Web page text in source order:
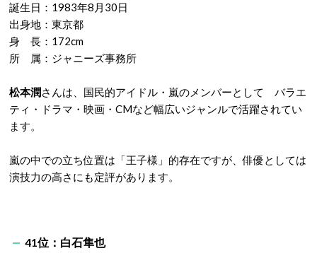
誕生日：1983年8月30日
出身地：東京都
身 長：172cm
所 属：ジャニーズ事務所
松本潤さんは、国民的アイドル・嵐のメンバーとして バラエ
ティ・ドラマ・映画・CMなど幅広いジャンルで活躍されてい
ます。
嵐の中での立ち位置は「王子様」的存在ですが、俳優としては
演技力の高さにも定評があります。
41位：白石隼也